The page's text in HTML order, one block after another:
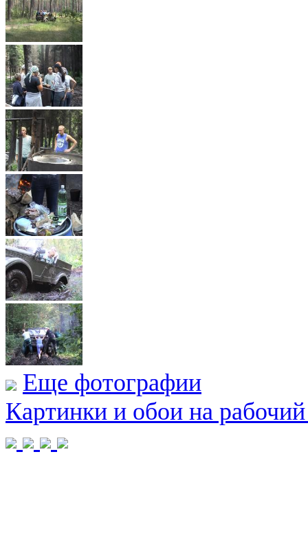
Еще фотографии
Картинки и обои на